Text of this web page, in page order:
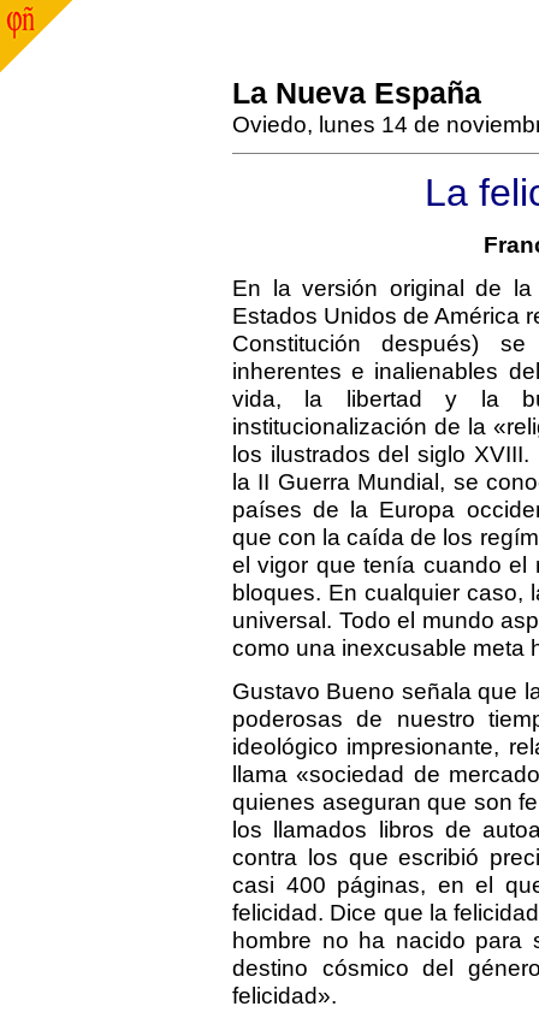
La Nueva España
Oviedo, lunes 14 de
La
En la versión original de
Estados Unidos de América
Constitución después)
inherentes e inalienables
vida, la libertad y la
institucionalización de la
los ilustrados del siglo
la II Guerra Mundial, se
países de la Europa
que con la caída de los
el vigor que tenía cuando el
bloques. En cualquier caso,
universal. Todo el mundo
como una inexcusable meta
Gustavo Bueno señala que
poderosas de nuestro
ideológico impresionante,
llama «sociedad de
quienes aseguran que son
los llamados libros de
contra los que escribió
casi 400 páginas, en el
felicidad. Dice que la
hombre no ha nacido
destino cósmico del
felicidad».